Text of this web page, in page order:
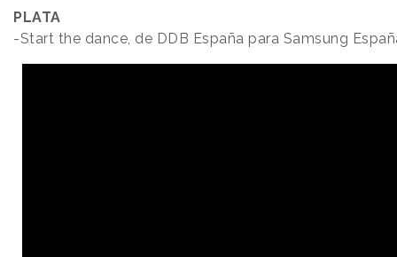
PLATA
-Start the dance, de DDB España para Samsung